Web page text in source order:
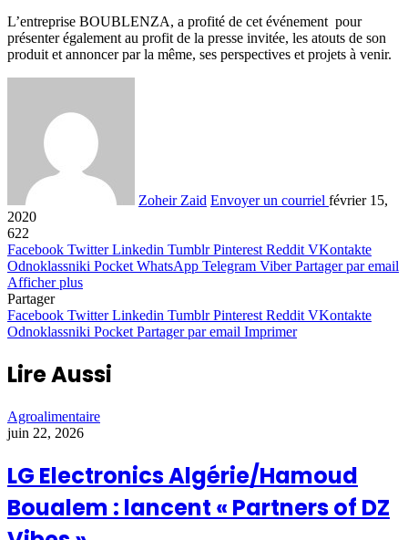
L’entreprise BOUBLENZA, a profité de cet événement pour
présenter également au profit de la presse invitée, les atouts de son
produit et annoncer par la même, ses perspectives et projets à venir.
Zoheir Zaid Envoyer un courriel février 15,
2020
622
Facebook Twitter Linkedin Tumblr Pinterest Reddit VKontakte
Odnoklassniki Pocket WhatsApp Telegram Viber Partager par email
Afficher plus
Partager
Facebook Twitter Linkedin Tumblr Pinterest Reddit VKontakte
Odnoklassniki Pocket Partager par email Imprimer
Lire Aussi
Agroalimentaire
juin 22, 2026
LG Electronics Algérie/Hamoud
Boualem : lancent « Partners of DZ